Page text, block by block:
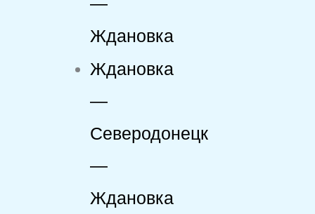
Ждановка
Ждановка
—
Северодонецк
—
Ждановка